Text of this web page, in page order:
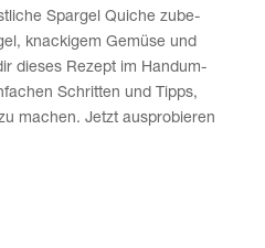
Spar­gel Quiche zube­
kna­cki­gem Gemü­se und
die­ses Rezept im Hand­um­
Schrit­ten und Tipps,
machen. Jetzt aus­pro­bie­ren